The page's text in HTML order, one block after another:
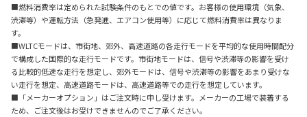
■燃料消費率は定められた試験条件のもとでの値です。お客様の使用環境（気象、
渋滞等）や運転方法（急発進、エアコン使用等）に応じて燃料消費率は異なりま
す。
■WLTCモードは、市街地、郊外、高速道路の各走行モードを平均的な使用時間配分
で構成した国際的な走行モードです。市街地モードは、信号や渋滞等の影響を受け
る比較的低速な走行を想定し、郊外モードは、信号や渋滞等の影響をあまり受けな
い走行を想定、高速道路モードは、高速道路等での走行を想定しています。
■「メーカーオプション」はご注文時に申し受けます。メーカーの工場で装着する
ため、ご注文後はお受けできませんのでご了承ください。